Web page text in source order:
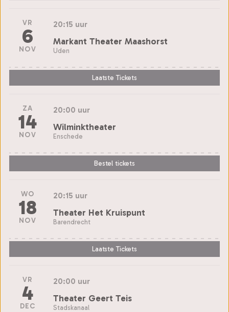
VR
6
NOV
20:15 uur
Markant Theater Maashorst
Uden
Laatste Tickets
ZA
14
NOV
20:00 uur
Wilminktheater
Enschede
Bestel tickets
WO
18
NOV
20:15 uur
Theater Het Kruispunt
Barendrecht
Laatste Tickets
VR
4
DEC
20:00 uur
Theater Geert Teis
Stadskanaal